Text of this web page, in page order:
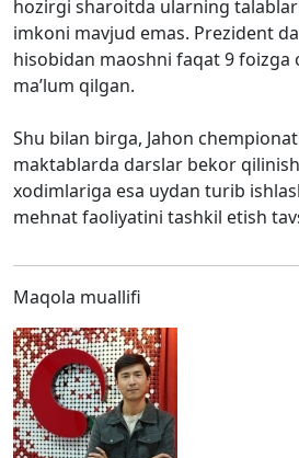
hozirgi sharoitda ularning
imkoni mavjud emas. Prezident
hisobidan maoshni faqat 9
ma’lum qilgan.
Shu bilan birga, Jahon
maktablarda darslar bekor
xodimlariga esa uydan turib
mehnat faoliyatini tashkil etish
Maqola muallifi